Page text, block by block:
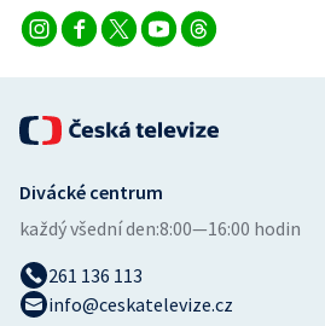
Divácké centrum
každý všední den:8:00—16:00 hodin
261 136 113
info@ceskatelevize.cz